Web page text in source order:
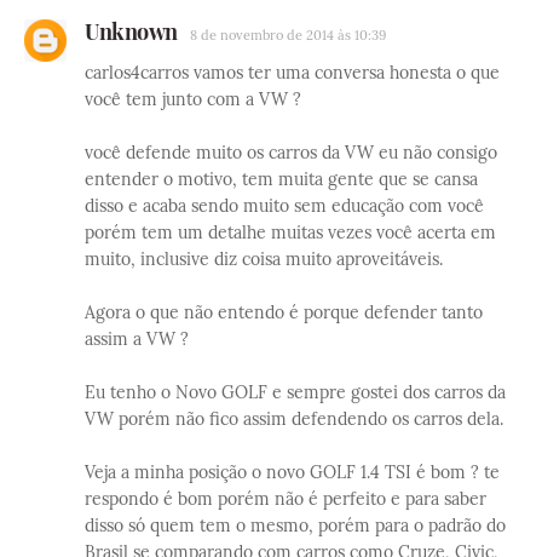
Unknown 8 de novembro de 2014 às 10:39
carlos4carros vamos ter uma conversa honesta o que
você tem junto com a VW ?
você defende muito os carros da VW eu não consigo
entender o motivo, tem muita gente que se cansa
disso e acaba sendo muito sem educação com você
porém tem um detalhe muitas vezes você acerta em
muito, inclusive diz coisa muito aproveitáveis.
Agora o que não entendo é porque defender tanto
assim a VW ?
Eu tenho o Novo GOLF e sempre gostei dos carros da
VW porém não fico assim defendendo os carros dela.
Veja a minha posição o novo GOLF 1.4 TSI é bom ? te
respondo é bom porém não é perfeito e para saber
disso só quem tem o mesmo, porém para o padrão do
Brasil se comparando com carros como Cruze, Civic,